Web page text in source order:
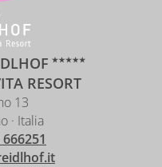
RESORT
13
· Italia